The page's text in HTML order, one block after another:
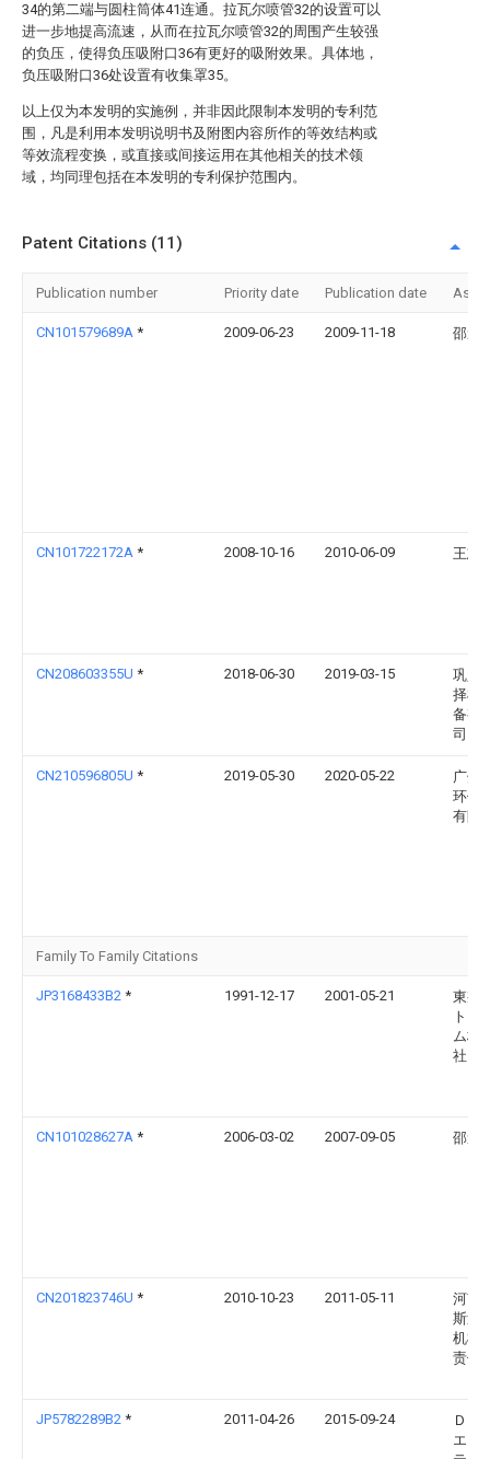
34的第二端与圆柱筒体41连通。拉瓦尔喷管32的设置可以
进一步地提高流速，从而在拉瓦尔喷管32的周围产生较强
的负压，使得负压吸附口36有更好的吸附效果。具体地，
负压吸附口36处设置有收集罩35。
以上仅为本发明的实施例，并非因此限制本发明的专利范
围，凡是利用本发明说明书及附图内容所作的等效结构或
等效流程变换，或直接或间接运用在其他相关的技术领
域，均同理包括在本发明的专利保护范围内。
Patent Citations (11)
Publication number Priority date Publication date
CN101579689A * 2009-06-23 2009-11-18 邵道
CN101722172A * 2008-10-16 2010-06-09 王志
CN208603355U * 2018-06-30 2019-03-15
巩义
择机
备有
司
CN210596805U * 2019-05-30 2020-05-22
广州
环保
有限
Family To Family Citations
JP3168433B2 * 1991-12-17 2001-05-21
東邦
トフ
ム株
社
CN101028627A * 2006-03-02 2007-09-05 邵道
CN201823746U * 2010-10-23 2011-05-11
河南
斯迪
机械
责任
JP5782289B2 * 2011-04-26 2015-09-24
Ｄｏ
エコ